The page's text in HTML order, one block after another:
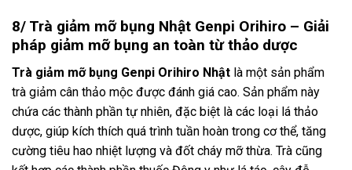
8/ Trà giảm mỡ bụng Nhật Genpi Orihiro – Giải
pháp giảm mỡ bụng an toàn từ thảo dược
Trà giảm mỡ bụng Genpi Orihiro Nhật là một sản phẩm
trà giảm cân thảo mộc được đánh giá cao. Sản phẩm này
chứa các thành phần tự nhiên, đặc biệt là các loại lá thảo
dược, giúp kích thích quá trình tuần hoàn trong cơ thể, tăng
cường tiêu hao nhiệt lượng và đốt cháy mỡ thừa. Trà cũng